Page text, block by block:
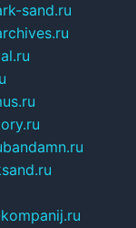
sand.ru
bandamn.ru